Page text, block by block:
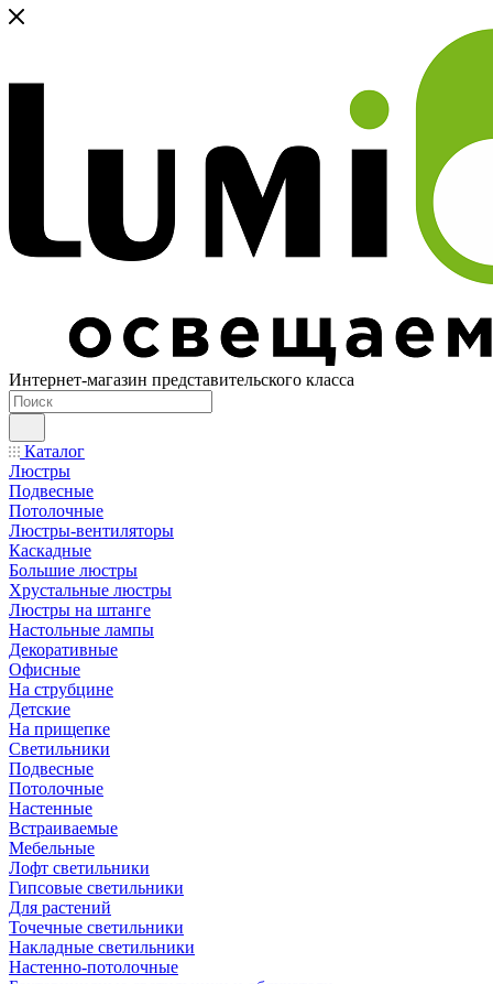
Интернет-магазин представительского класса
Каталог
Люстры
Подвесные
Потолочные
Люстры-вентиляторы
Каскадные
Большие люстры
Хрустальные люстры
Люстры на штанге
Настольные лампы
Декоративные
Офисные
На струбцине
Детские
На прищепке
Светильники
Подвесные
Потолочные
Настенные
Встраиваемые
Мебельные
Лофт светильники
Гипсовые светильники
Для растений
Точечные светильники
Накладные светильники
Настенно-потолочные